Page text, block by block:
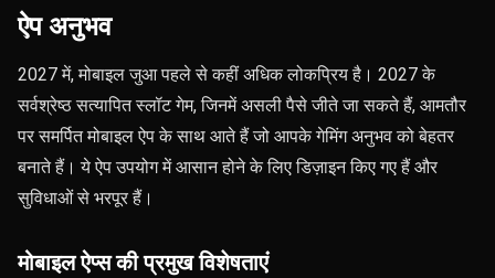
ऐप अनुभव
2027 में, मोबाइल जुआ पहले से कहीं अधिक लोकप्रिय है। 2027 के
सर्वश्रेष्ठ सत्यापित स्लॉट गेम, जिनमें असली पैसे जीते जा सकते हैं, आमतौर
पर समर्पित मोबाइल ऐप के साथ आते हैं जो आपके गेमिंग अनुभव को बेहतर
बनाते हैं। ये ऐप उपयोग में आसान होने के लिए डिज़ाइन किए गए हैं और
सुविधाओं से भरपूर हैं।
मोबाइल ऐप्स की प्रमुख विशेषताएं